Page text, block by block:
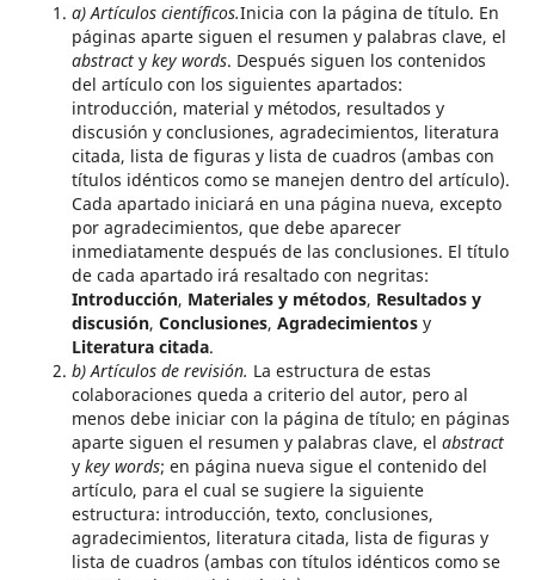
a) Artículos científicos.Inicia con la página de título. En
páginas aparte siguen el resumen y palabras clave, el
abstracty key words. Después siguen los contenidos
del artículo con los siguientes apartados:
introducción, material y métodos, resultados y
discusión y conclusiones, agradecimientos, literatura
citada, lista de figuras y lista de cuadros (ambas con
títulos idénticos como se manejen dentro del artículo).
Cada apartado iniciará en una página nueva, excepto
por agradecimientos, que debe aparecer
inmediatamente después de las conclusiones. El título
de cada apartado irá resaltado con negritas:
Introducción, Materiales y métodos, Resultados y
discusión, Conclusiones, Agradecimientosy
Literatura citada.
b) Artículos de revisión. La estructura de estas
colaboraciones queda a criterio del autor, pero al
menos debe iniciar con la página de título; en páginas
aparte siguen el resumen y palabras clave, el abstract
y key words; en página nueva sigue el contenido del
artículo, para el cual se sugiere la siguiente
estructura: introducción, texto, conclusiones,
agradecimientos, literatura citada, lista de figuras y
lista de cuadros (ambas con títulos idénticos como se